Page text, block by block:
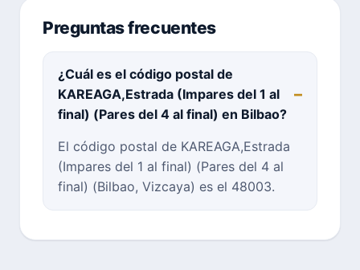
Preguntas frecuentes
¿Cuál es el código postal de
KAREAGA,Estrada (Impares del 1 al
final) (Pares del 4 al final) en Bilbao?
El código postal de KAREAGA,Estrada
(Impares del 1 al final) (Pares del 4 al
final) (Bilbao, Vizcaya) es el 48003.